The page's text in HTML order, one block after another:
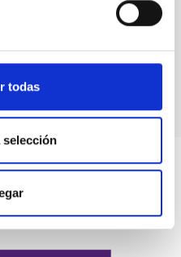
todas
selección